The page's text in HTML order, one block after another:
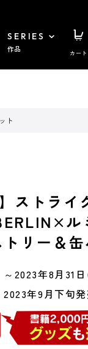
SERIES
作品 カート
ト
ストラ
ル
リー＆缶
～2023年8月31
2023年9月下旬